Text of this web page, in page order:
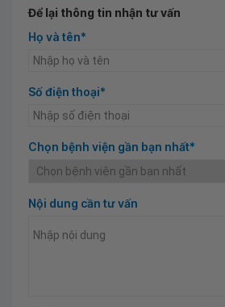
Để lại thông tin nhận tư vấn
Họ và tên*
Số điện thoại*
Chọn bệnh viện gần bạn nhất*
Nội dung cần tư vấn